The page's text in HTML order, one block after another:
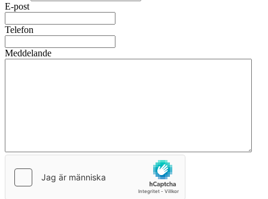
E-post
Telefon
Meddelande